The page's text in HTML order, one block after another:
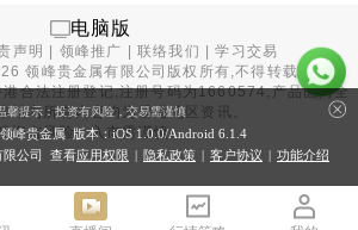
电脑版
声明 领峰推广 |联络我们 |学习交易
领峰贵金属有限公司版权所有,不得转载
港合法注册登记,注册号码为1660574,产品面向全
站内所有内容均为香港地区资讯。
资有风险，入市需谨慎。
馨提示：投资有风险，交易需谨慎
峰贵金属 版本：iOS 1.0.0/Android 6.1.4
限公司 查看应用权限 | 隐私政策 | 客户协议 | 功能介绍